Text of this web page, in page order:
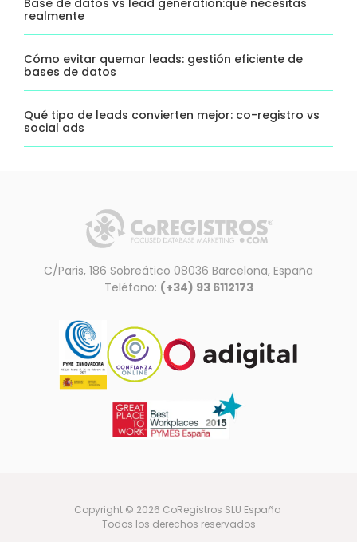
Base de datos vs lead generation:qué necesitas
realmente
Cómo evitar quemar leads: gestión eficiente de
bases de datos
Qué tipo de leads convierten mejor: co-registro vs
social ads
C/Paris, 186 Sobreático 08036 Barcelona, España
Teléfono: (+34) 93 6112173
Copyright © 2026 CoRegistros SLU España
Todos los derechos reservados